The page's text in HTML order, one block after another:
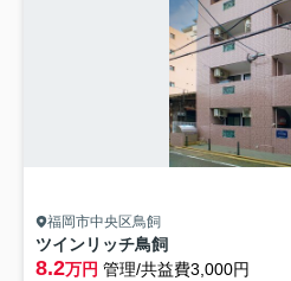
福岡市中央区鳥飼
ツインリッチ鳥飼
8.2万円 管理/共益費3,000円